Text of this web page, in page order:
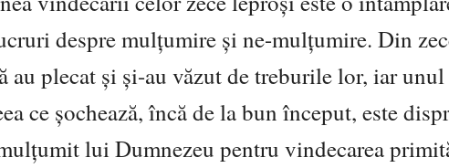
despre mulţumire şi ne-mulţumire. Din
au plecat şi şi-au văzut de treburile lor, iar
ce şochează, încă de la bun început, este
lui Dumnezeu pentru vindecarea